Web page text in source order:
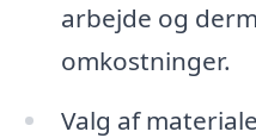
arbejde og
omkostninger.
Valg af